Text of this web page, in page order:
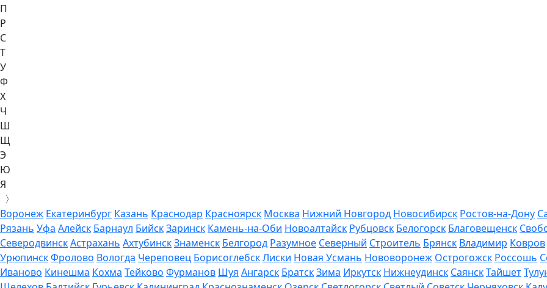
П
Р
С
Т
У
Ф
Х
Ч
Ш
Щ
Э
Ю
Я
〉
Воронеж Екатеринбург Казань Краснодар Красноярск Москва Нижний Новгород Новосибирск Ростов-на-Дону
Рязань Уфа Алейск Барнаул БийскЗаринск Камень-на-Оби Новоалтайск Рубцовск Белогорск Благовещенск
СеверодвинскАстрахань АхтубинскЗнаменск Белгород Разумное Северный Строитель Брянск Владимир Ковров
УрюпинскФролово Вологда Череповец БорисоглебскЛиски Новая Усмань Нововоронеж Острогожск Россошь
Иваново Кинешма Кохма Тейково Фурманов Шуя Ангарск БратскЗима Иркутск Нижнеудинск СаянскТайшет